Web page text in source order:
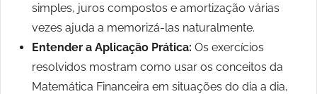
simples, juros compostos e amortização várias
vezes ajuda a memorizá-las naturalmente.
Entender a Aplicação Prática: Os exercícios
resolvidos mostram como usar os conceitos da
Matemática Financeira em situações do dia a dia,